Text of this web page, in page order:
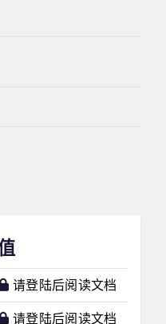
请登陆后阅读文档
请登陆后阅读文档